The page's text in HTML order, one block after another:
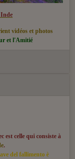
Inde
vidéos et photos
et l'Amitié
est celle qui consiste à
.
del fallimento è